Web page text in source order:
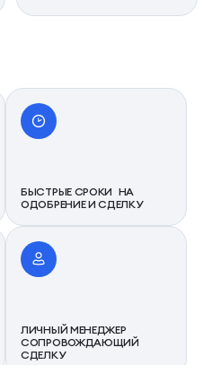
БЫСТРЫЕ СРОКИ НА
ОДОБРЕНИЕ И СДЕЛКУ
ЛИЧНЫЙ МЕНЕДЖЕР
СОПРОВОЖДАЮЩИЙ
СДЕЛКУ